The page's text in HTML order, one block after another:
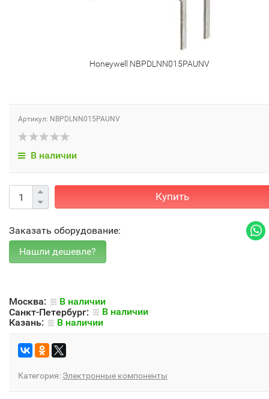
Honeywell NBPDLNN015PAUNV
Артикул: NBPDLNN015PAUNV
В наличии
Купить
Заказать оборудование:
Москва:
В наличии
Санкт-Петербург:
В наличии
Казань:
В наличии
Категория: Электронные компоненты